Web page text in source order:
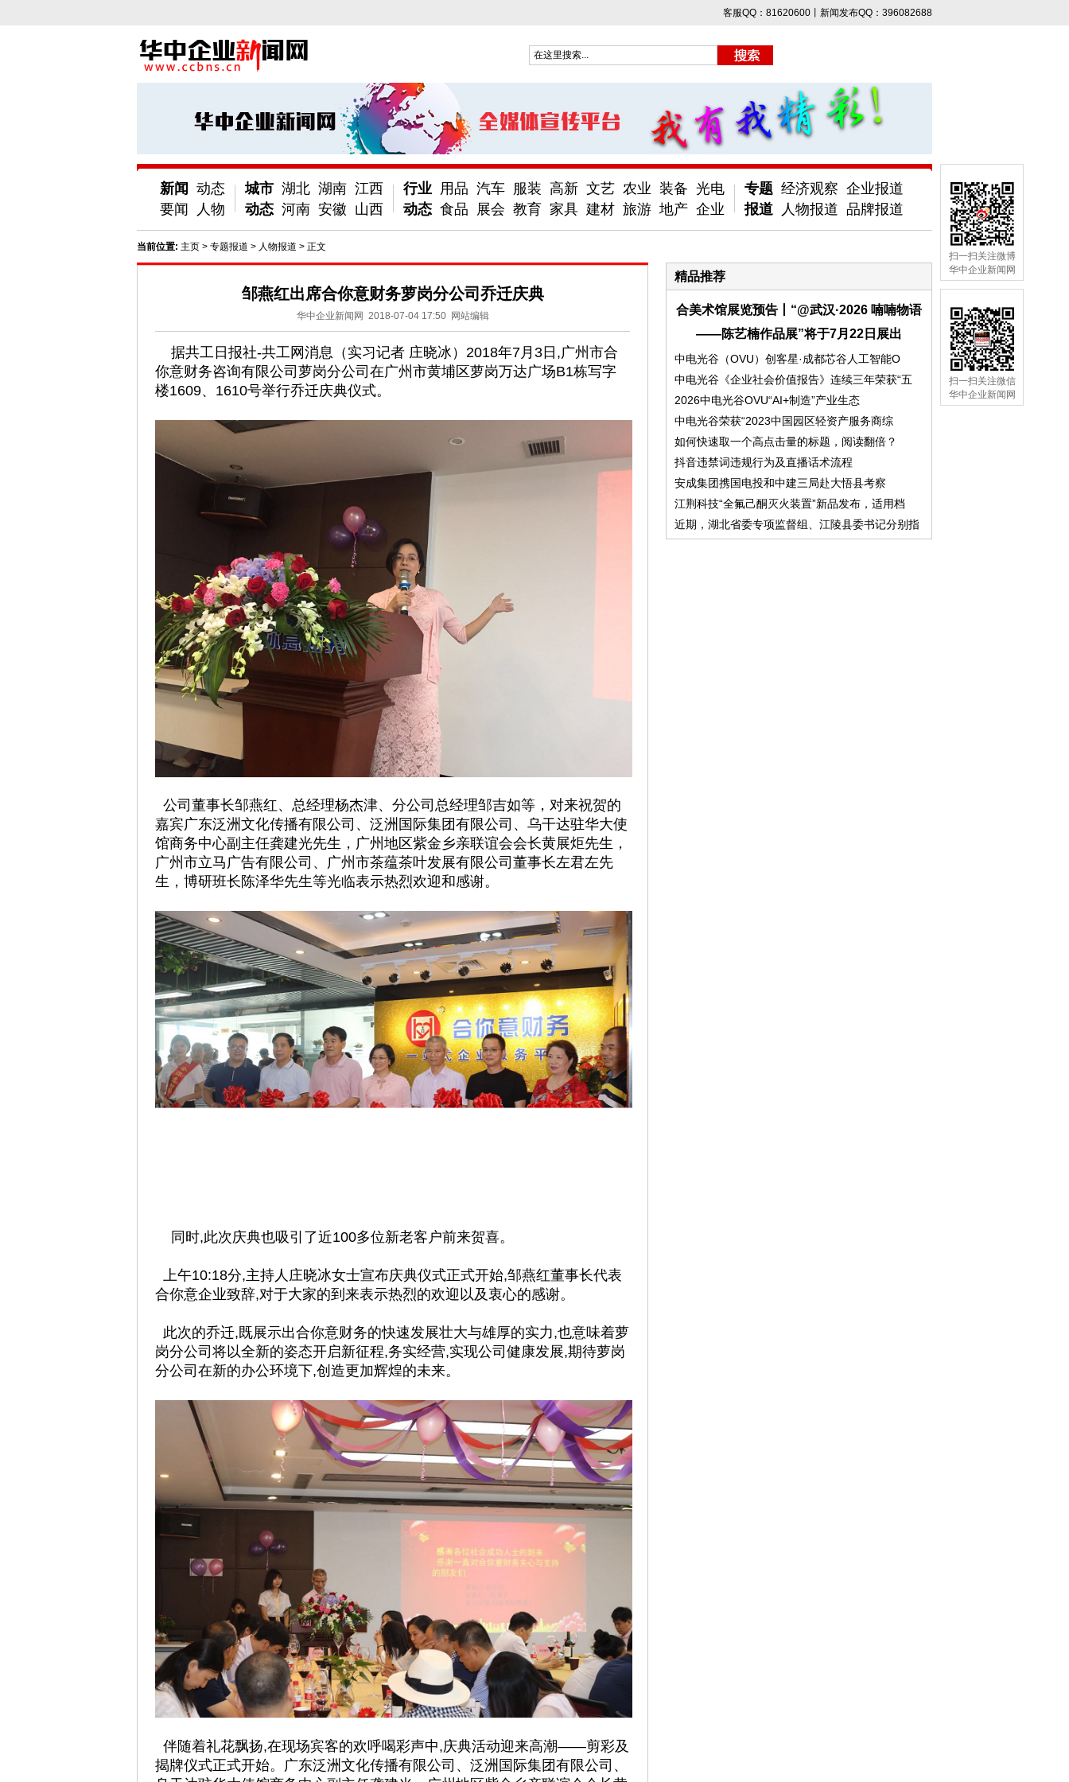
客服QQ：81620600丨新闻发布QQ：396082688
新闻
要闻
动态
人物
城市
动态
湖北 湖南 江西
河南 安徽 山西
行业
动态
用品 汽车 服装 高新 文艺 农业 装备 光电
食品
展会 教育 家具 建材 旅游 地产 企业
专题
报道
经济观察 企业报道
人物报道 品牌报道
扫一扫关注微博
华中企业新闻网
扫一扫关注微信
华中企业新闻网
当前位置: 主页 > 专题报道 > 人物报道 > 正文
邹燕红出席合你意财务萝岗分公司乔迁庆典
华中企业新闻网 2018-07-04 17:50 网站编辑
据共工日报社-共工网消息（实习记者 庄晓冰）2018年7月3日,广州市合
你意财务咨询有限公司萝岗分公司在广州市黄埔区萝岗万达广场B1栋写字
楼1609、1610号举行乔迁庆典仪式。
公司董事长邹燕红、总经理杨杰津、分公司总经理邹吉如等，对来祝贺的
嘉宾广东泛洲文化传播有限公司、泛洲国际集团有限公司、乌干达驻华大使
馆商务中心副主任龚建光先生，广州地区紫金乡亲联谊会会长黄展炬先生，
广州市立马广告有限公司、广州市茶蕴茶叶发展有限公司董事长左君左先
生，博研班长陈泽华先生等光临表示热烈欢迎和感谢。
同时,此次庆典也吸引了近100多位新老客户前来贺喜。
上午10:18分,主持人庄晓冰女士宣布庆典仪式正式开始,邹燕红董事长代表
合你意企业致辞,对于大家的到来表示热烈的欢迎以及衷心的感谢。
此次的乔迁,既展示出合你意财务的快速发展壮大与雄厚的实力,也意味着萝
岗分公司将以全新的姿态开启新征程,务实经营,实现公司健康发展,期待萝岗
分公司在新的办公环境下,创造更加辉煌的未来。
伴随着礼花飘扬,在现场宾客的欢呼喝彩声中,庆典活动迎来高潮——剪彩及
揭牌仪式正式开始。广东泛洲文化传播有限公司、泛洲国际集团有限公司、
精品推荐
合美术馆展览预告丨“@武汉·2026 喃喃物语
——陈艺楠作品展”将于7月22日展出
中电光谷（OVU）创客星·成都芯谷人工智能O
中电光谷《企业社会价值报告》连续三年荣获“五
2026中电光谷OVU“AI+制造”产业生态
中电光谷荣获“2023中国园区轻资产服务商综
如何快速取一个高点击量的标题，阅读翻倍？
抖音违禁词违规行为及直播话术流程
安成集团携国电投和中建三局赴大悟县考察
江荆科技“全氟己酮灭火装置”新品发布，适用档
近期，湖北省委专项监督组、江陵县委书记分别指